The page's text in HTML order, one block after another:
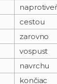
cestou
zarovno
vospust
navrchu
končiac